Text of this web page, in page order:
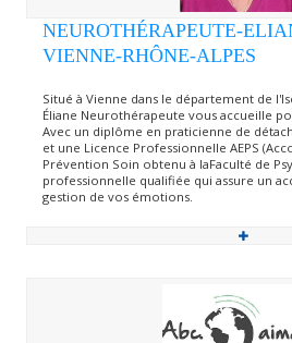
NEUROTHÉRAPEUTE-
VIENNE-RHÔNE-ALPES
Situé à Vienne dans le département de
Éliane Neurothérapeute vous accueille
Avec un diplôme en praticienne de
et une Licence Professionnelle AEPS
Prévention Soin obtenu à laFaculté de
professionnelle qualifiée qui assure un
gestion de vos émotions.